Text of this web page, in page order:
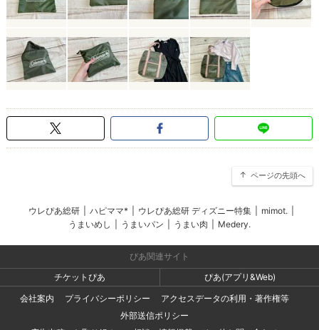
ページの先頭へ
ウレぴあ総研 ハピママ* ウレぴあ総研 ディズニー特集 mimot.
うまいめし
うまいパン うまい肉 Medery.
ぴあ関連サイト
チケットぴあ
ぴあ(アプリ&Web)
会社案内
プライバシーポリシー
アクセスデータの利用・著作権等
外部送信ポリシー